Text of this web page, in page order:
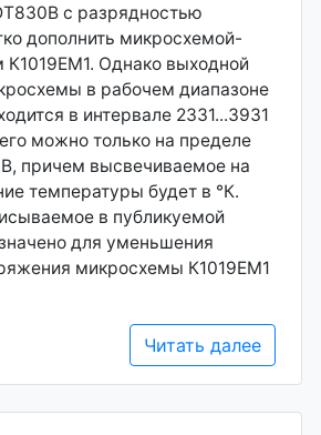
с разрядностью
дополнить микросхемой-
К1019ЕМ1. Однако выходной
в рабочем диапазоне
в интервале 2331...3931
можно только на пределе
причем высвечиваемое на
температуры будет в °К.
в публикуемой
для уменьшения
микросхемы К1019ЕМ1
Читать далее